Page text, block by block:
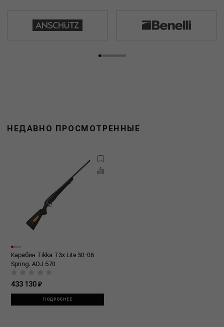
НЕДАВНО ПРОСМОТРЕННЫЕ
Карабин Tikka T3x Lite 30-06
Spring. ADJ 570
433 130 ₽
ПОДРОБНЕЕ